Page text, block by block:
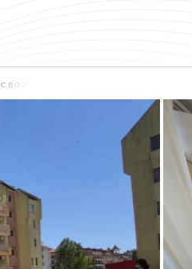
возможностью рассроченного